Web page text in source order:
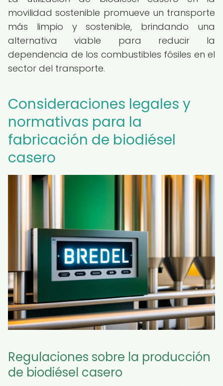
movilidad sostenible promueve un transporte
más limpio y sostenible, brindando una
alternativa viable para reducir la
dependencia de los combustibles fósiles en el
sector del transporte.
Consideraciones legales y
normativas para la
fabricación de biodiésel
casero
Regulaciones sobre la producción
de biodiésel casero